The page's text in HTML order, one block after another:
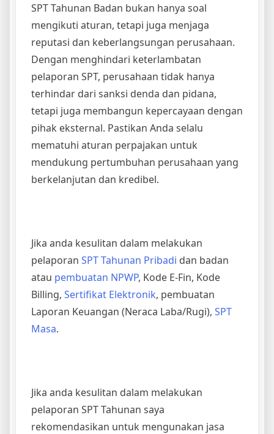
SPT Tahunan Badan bukan hanya soal
mengikuti aturan, tetapi juga menjaga
reputasi dan keberlangsungan perusahaan.
Dengan menghindari keterlambatan
pelaporan SPT, perusahaan tidak hanya
terhindar dari sanksi denda dan pidana,
tetapi juga membangun kepercayaan dengan
pihak eksternal. Pastikan Anda selalu
mematuhi aturan perpajakan untuk
mendukung pertumbuhan perusahaan yang
berkelanjutan dan kredibel.
Jika anda kesulitan dalam melakukan
pelaporan SPT Tahunan Pribadi dan badan
atau pembuatan NPWP, Kode E-Fin, Kode
Billing, Sertifikat Elektronik, pembuatan
Laporan Keuangan (Neraca Laba/Rugi), SPT
Masa.
Jika anda kesulitan dalam melakukan
pelaporan SPT Tahunan saya
rekomendasikan untuk mengunakan jasa